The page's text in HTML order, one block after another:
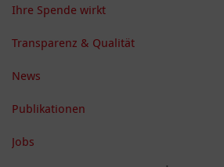
Ihre Spende wirkt
Transparenz & Qualität
News
Publikationen
Jobs